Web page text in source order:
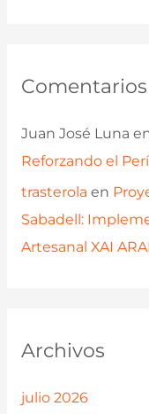
Juan José Luna
Reforzando el
trasterola en
Sabadell:
Artesanal XAI
Archivos
julio 2026